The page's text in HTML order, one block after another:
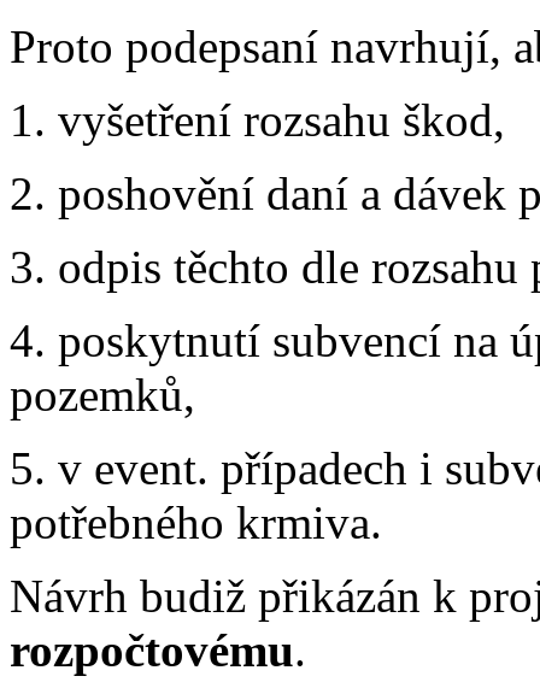
Proto podepsaní navrhují,
1. vyšetření rozsahu škod,
2. poshovění daní a dávek
3. odpis těchto dle rozsahu
4. poskytnutí subvencí na
pozemků,
5. v event. případech i
potřebného krmiva.
Návrh budiž přikázán k
rozpočtovému.